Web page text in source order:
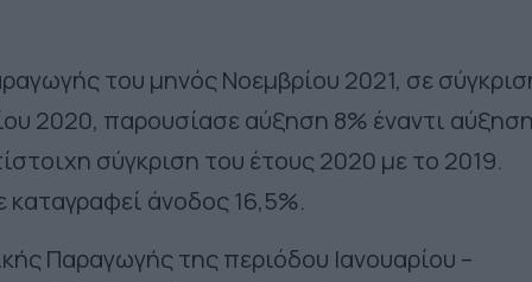
του μηνός Νοεμβρίου 2021, σε
2020, παρουσίασε αύξηση 8% έναντι
σύγκριση του έτους 2020 με το 2019.
καταγραφεί άνοδος 16,5%.
Παραγωγής της περιόδου Ιανουαρίου –